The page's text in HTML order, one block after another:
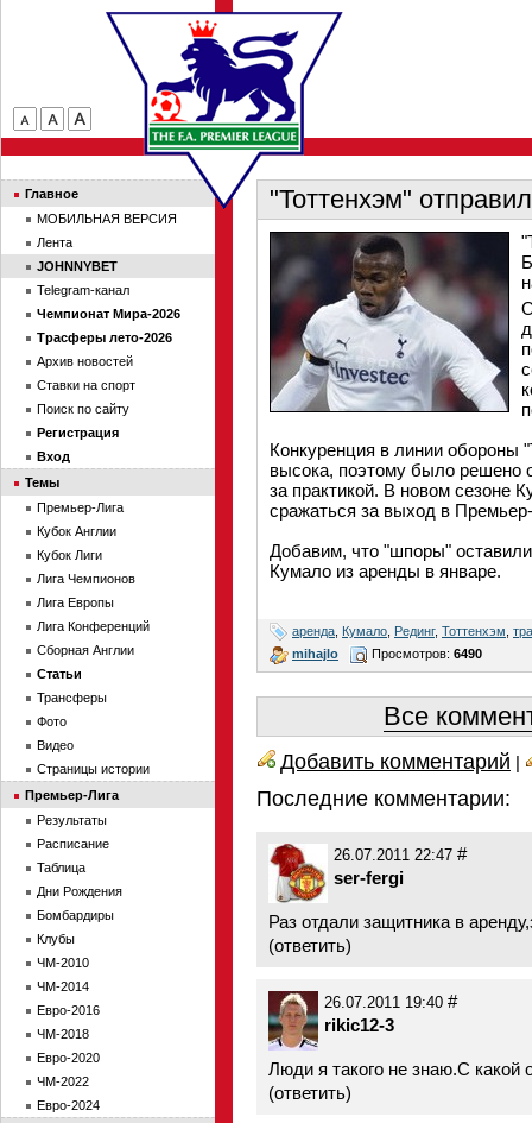
"Тоттенхэм"
Конкуренция в линии обороны
высока, поэтому было решено
за практикой. В новом сезоне
сражаться за выход в
Добавим, что "шпоры" оставили
Кумало из аренды в январе.
аренда Кумало Рединг, Тоттенхэм
mihajlo
Просмотров: 6490
Все
Добавить комментарий |
Последние комментарии:
26.07.2011 22:47 #
ser-fergi
Раз отдали защитника в
(ответить)
26.07.2011 19:40 #
rikic12-3
Люди я такого не знаю.С какой
(ответить)
Главное
МОБИЛЬНАЯ ВЕРСИЯ
Лента
JOHNNYBET
Telegram-канал
Чемпионат Мира-2026
Трасферы лето-2026
Архив новостей
Ставки на спорт
Поиск по сайту
Регистрация
Вход
Темы
Премьер-Лига
Кубок Англии
Кубок Лиги
Лига Чемпионов
Лига Европы
Лига Конференций
Сборная Англии
Статьи
Трансферы
Фото
Видео
Страницы истории
Премьер-Лига
Результаты
Расписание
Таблица
Дни Рождения
Бомбардиры
Клубы
ЧМ-2010
ЧМ-2014
Евро-2016
ЧМ-2018
Евро-2020
ЧМ-2022
Евро-2024